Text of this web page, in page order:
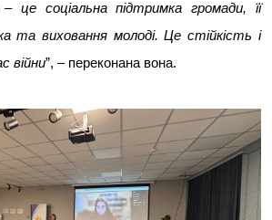
це соціальна підтримка громади, її
та виховання молоді. Це стійкість і
війни”, – переконана вона.